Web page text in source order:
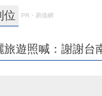
位 PR・易借網
旅遊照喊：謝謝